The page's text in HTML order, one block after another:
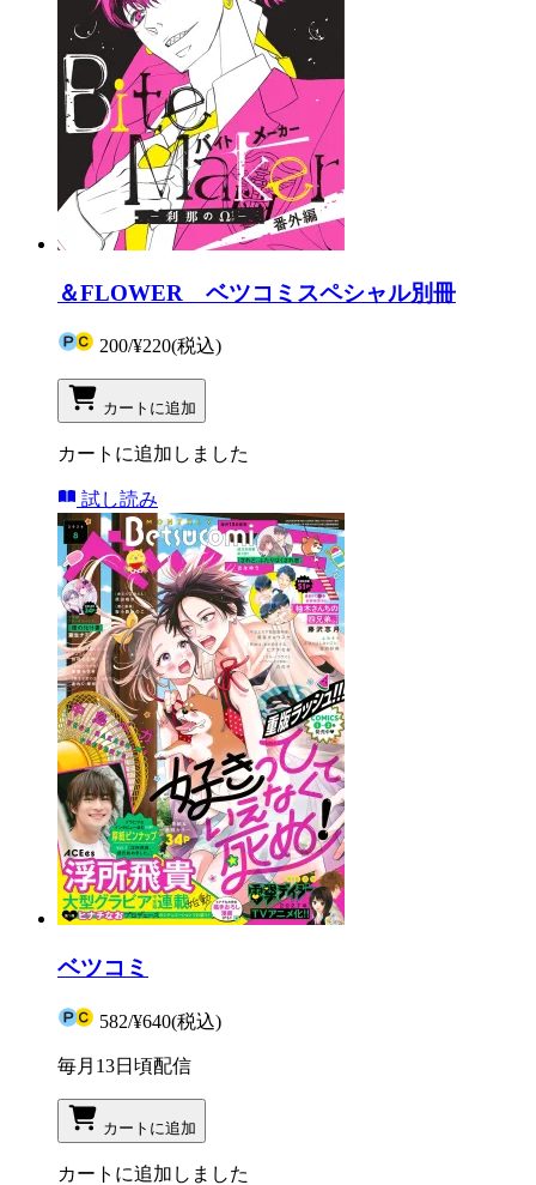
＆FLOWER ベツコミスペシャル別冊
200/¥220(税込)
カートに追加
カートに追加しました
試し読み
ベツコミ
582/¥640(税込)
毎月13日頃配信
カートに追加
カートに追加しました